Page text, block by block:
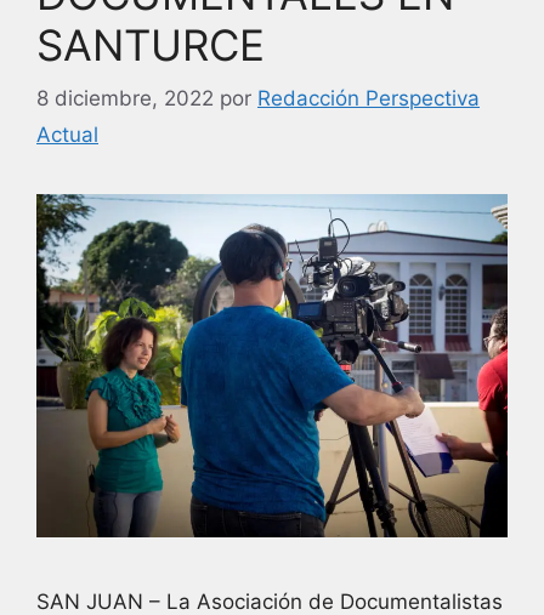
SANTURCE
8 diciembre, 2022 por Redacción Perspectiva
Actual
SAN JUAN – La Asociación de Documentalistas